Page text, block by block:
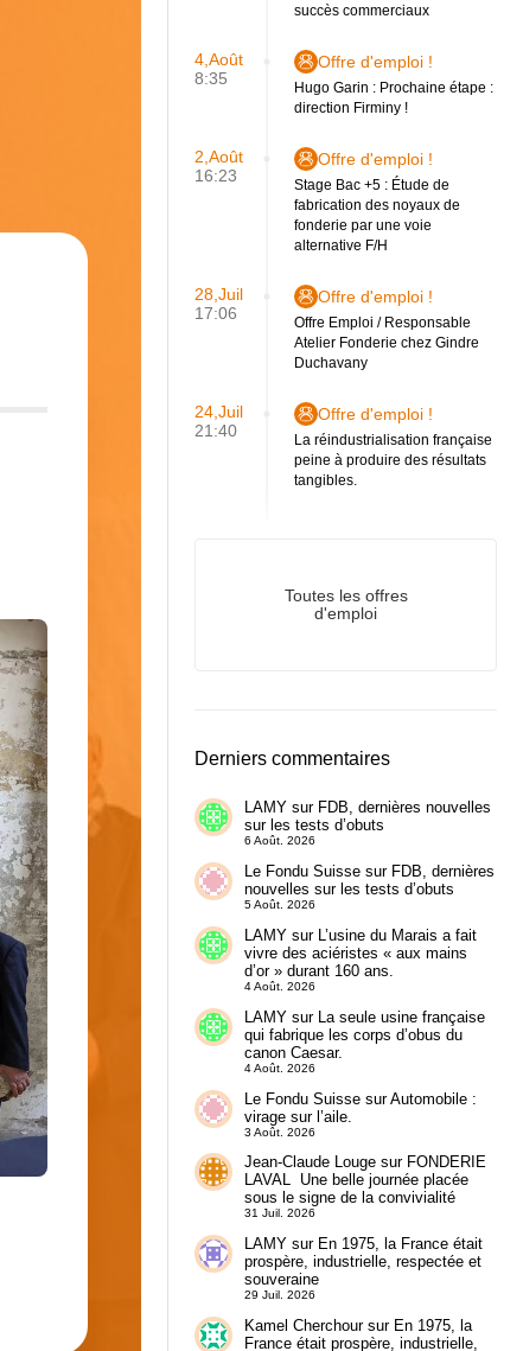
succès commerciaux
4,Août
8:35
Offre d'emploi !
Hugo Garin : Prochaine étape :
direction Firminy !
2,Août
16:23
Offre d'emploi !
Stage Bac +5 : Étude de
fabrication des noyaux de
fonderie par une voie
alternative F/H
28,Juil
17:06
Offre d'emploi !
Offre Emploi / Responsable
Atelier Fonderie chez Gindre
Duchavany
24,Juil
21:40
Offre d'emploi !
La réindustrialisation française
peine à produire des résultats
tangibles.
Toutes les offres
d'emploi
Derniers commentaires
LAMYsur FDB, dernières nouvelles
sur les tests d’obuts
6 Août. 2026
Le Fondu Suissesur FDB, dernières
nouvelles sur les tests d’obuts
5 Août. 2026
LAMYsur L’usine du Marais a fait
vivre des aciéristes « aux mains
d’or » durant 160 ans.
4 Août. 2026
LAMYsur
La seule usine française
qui fabrique les corps d’obus du
canon Caesar.
4 Août. 2026
Le Fondu SuissesurAutomobile :
virage sur l’aile.
3 Août. 2026
Jean-Claude Lougesur FONDERIE
LAVAL Une belle journée placée
sous le signe de la convivialité
31 Juil. 2026
LAMYsur En 1975, la France était
prospère, industrielle, respectée et
souveraine
29 Juil. 2026
Kamel Cherchoursur En 1975, la
France était prospère, industrielle,